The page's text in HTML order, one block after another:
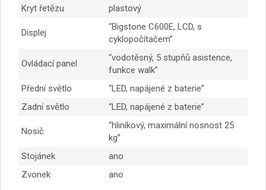
Kryt řetězu
plastový
Displej
“Bigstone C600E, LCD, s
cyklopočítačem”
Ovládací panel
“vodotěsný, 5 stupňů asistence,
funkce walk”
Přední světlo
“LED, napájené z baterie”
Zadní světlo
“LED, napájené z baterie”
Nosič
“hliníkový, maximální nosnost 25
kg”
Stojánek
ano
Zvonek
ano